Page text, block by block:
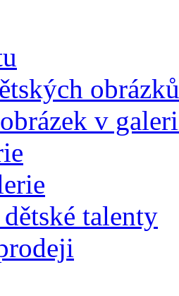
obrázků
v
talenty